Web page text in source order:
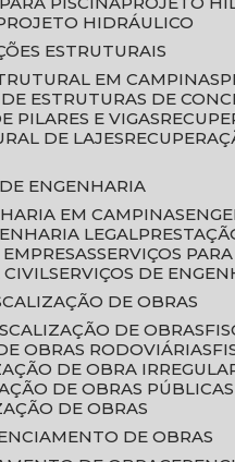
PROJETO HIDRÁULICO
ESTRUTURAIS
EM CAMPINAS
DE ESTRUTURAS DE
PILARES E VIGAS
DE LAJES
DE ENGENHARIA
EM CAMPINAS
LEGAL
EMPRESAS SERVIÇOS
CIVIL SERVIÇOS DE
DE OBRAS
DE OBRAS
OBRAS RODOVIÁRIAS
DE OBRA
DE OBRAS
DE OBRAS
DE OBRAS